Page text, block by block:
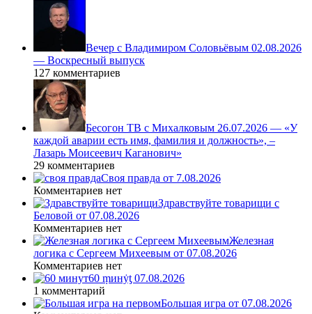
Вечер с Владимиром Соловьёвым 02.08.2026
— Воскресный выпуск
127 комментариев
Бесогон ТВ с Михалковым 26.07.2026 — «У
каждой аварии есть имя, фамилия и должность», –
Лазарь Моисеевич Каганович»
29 комментариев
Своя правда от 7.08.2026
Комментариев нет
Здравствуйте товарищи с
Беловой от 07.08.2026
Комментариев нет
Железная
логика с Сергеем Михеевым от 07.08.2026
Комментариев нет
60 ṃинẏƫ 07.08.2026
1 комментарий
Большая игра от 07.08.2026